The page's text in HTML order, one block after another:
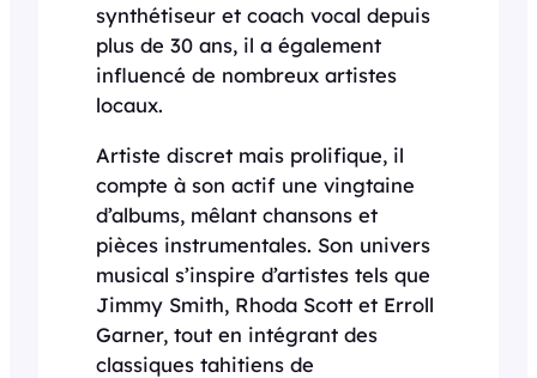
synthétiseur et coach vocal depuis
plus de 30 ans, il a également
influencé de nombreux artistes
locaux.
Artiste discret mais prolifique, il
compte à son actif une vingtaine
d’albums, mêlant chansons et
pièces instrumentales. Son univers
musical s’inspire d’artistes tels que
Jimmy Smith, Rhoda Scott et Erroll
Garner, tout en intégrant des
classiques tahitiens de